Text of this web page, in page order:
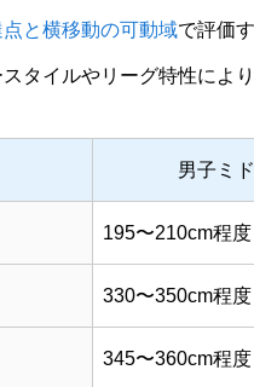
と横移動の可動域で評価
タイルやリーグ特性によ
男子ミ
195〜210cm程度
330〜350cm程度
345〜360cm程度